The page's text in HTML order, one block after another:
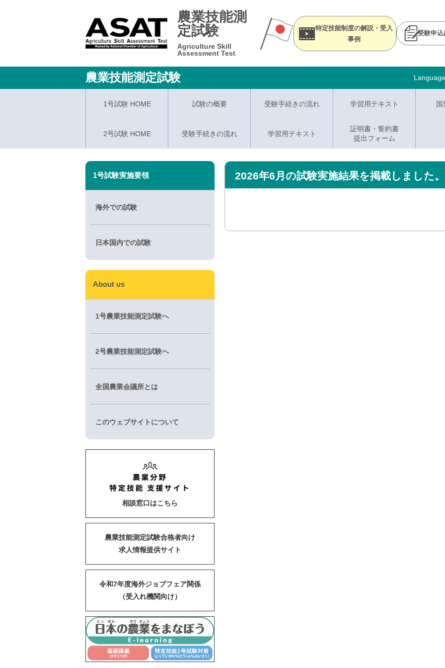
農業技能測
定試験
Agriculture Skill
Assessment Test
特定技能制度の解説・受入
事例
受験申込
農業技能測定試験 Language
1号試験 HOME 試験の概要 受験手続きの流れ 学習用テキスト 国
2号試験 HOME 受験手続きの流れ 学習用テキスト
証明書・誓約書
提出フォーム
2026年6月の試験実施結果を掲載しました。
1号試験実施要領
海外での試験
日本国内での試験
About us
1号農業技能測定試験へ
2号農業技能測定試験へ
全国農業会議所とは
このウェブサイトについて
相談窓口はこちら
農業技能測定試験合格者向け
求人情報提供サイト
令和7年度海外ジョブフェア関係
（受入れ機関向け）